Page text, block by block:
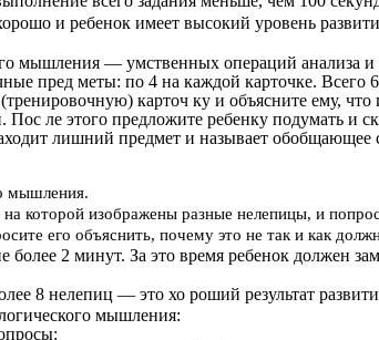
и ребенок имеет высокий уровень
мышления — умственных операций анализа
пред меты: по 4 на каждой карточке. Всего 6
карточ ку и объясните ему,
ле этого предложите ребенку подумать и
лишний предмет и называет
мышления.
которой изображены разные нелепицы, и
его объяснить, почему это не так и как
более 2 минут. За это время ребенок должен
8 нелепиц — это хо роший результат
мышления: